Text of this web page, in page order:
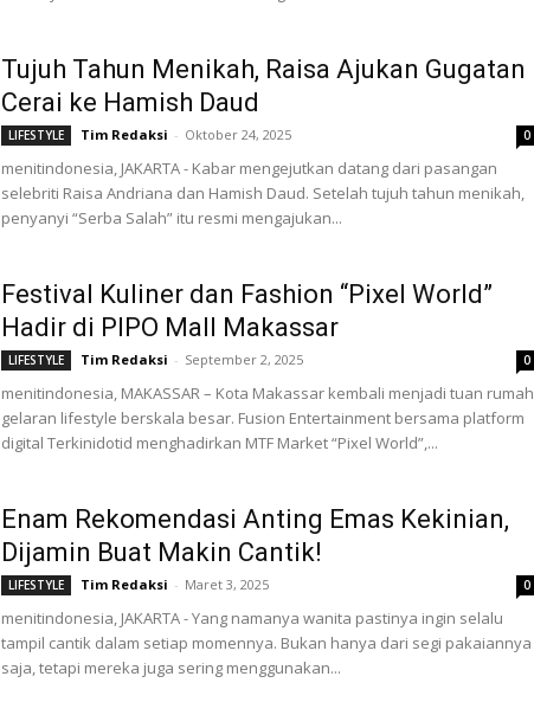
Tujuh Tahun Menikah, Raisa Ajukan Gugatan
Cerai ke Hamish Daud
LIFESTYLE Tim Redaksi - Oktober 24, 2025 0
menitindonesia, JAKARTA - Kabar mengejutkan datang dari pasangan
selebriti Raisa Andriana dan Hamish Daud. Setelah tujuh tahun menikah,
penyanyi “Serba Salah” itu resmi mengajukan...
Festival Kuliner dan Fashion “Pixel World”
Hadir di PIPO Mall Makassar
LIFESTYLE Tim Redaksi - September 2, 2025 0
menitindonesia, MAKASSAR – Kota Makassar kembali menjadi tuan rumah
gelaran lifestyle berskala besar. Fusion Entertainment bersama platform
digital Terkinidotid menghadirkan MTF Market “Pixel World”,...
Enam Rekomendasi Anting Emas Kekinian,
Dijamin Buat Makin Cantik!
LIFESTYLE Tim Redaksi - Maret 3, 2025 0
menitindonesia, JAKARTA - Yang namanya wanita pastinya ingin selalu
tampil cantik dalam setiap momennya. Bukan hanya dari segi pakaiannya
saja, tetapi mereka juga sering menggunakan...